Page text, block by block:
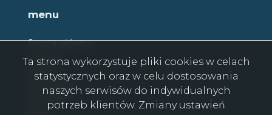
menu
Strona główna
O firmie
Oferty
Zgłoszenia
Ulubione
Ta strona wykorzystuje pliki cookies w celach
statystycznych oraz w celu dostosowania
naszych serwisów do indywidualnych
potrzeb klientów. Zmiany ustawień